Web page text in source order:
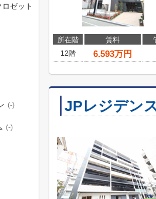
所在階 賃料
12階
6.593万円
JPレジデン
ゼット
(-)
(-)